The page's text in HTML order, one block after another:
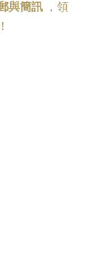
與簡訊 ， 領
！